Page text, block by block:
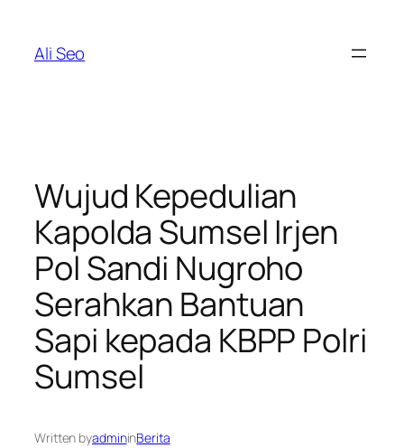
content
Ali Seo
Wujud Kepedulian
Kapolda Sumsel Irjen
Pol Sandi Nugroho
Serahkan Bantuan
Sapi kepada KBPP Polri
Sumsel
Written byadmininBerita